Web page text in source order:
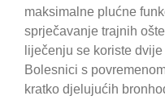
maksimalne plućne
sprječavanje trajnih
liječenju se koriste
Bolesnici s
kratko djelujućih